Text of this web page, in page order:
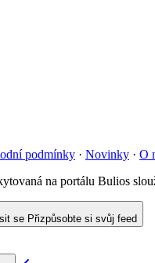
podmínky · Novinky · O
na portálu Bulios
se Přizpůsobte si svůj feed